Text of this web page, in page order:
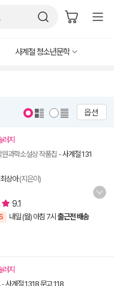
사계절 청소년문학
옵션
지
과학소설상 작품집 -사계절 131
최상아(지은이)
9.1
내일 (월) 아침 7시 출근전 배송
지
-사계절 1318 문고 118